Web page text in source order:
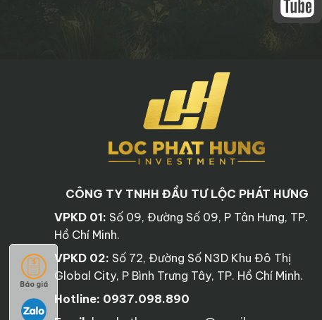
Báo giá
CÔNG TY TNHH ĐẦU TƯ LỘC PHÁT HƯNG
VPKD 01: Số 09, Đường Số 09, P Tân Hưng, TP.
Hồ Chí Minh.
VPKD 02: Số 72, Đường Số N3D Khu Đô Thị
Global City, P Bình Trưng Tây, TP. Hồ Chí Minh.
Hotline: 0937.098.890